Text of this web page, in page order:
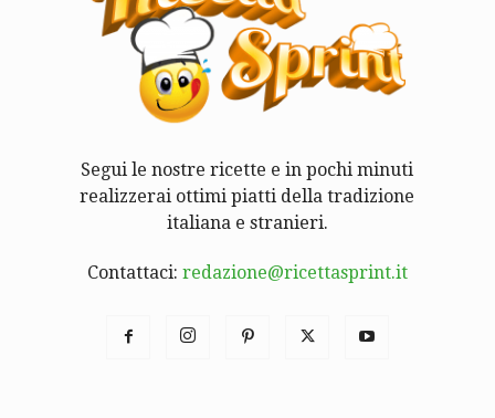
Segui le nostre ricette e in pochi minuti
realizzerai ottimi piatti della tradizione
italiana e stranieri.
Contattaci: redazione@ricettasprint.it